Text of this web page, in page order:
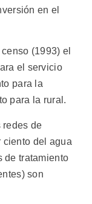
en el
(1993) el
el servicio
para la
para la rural.
redes de
ciento del agua
de tratamiento
son